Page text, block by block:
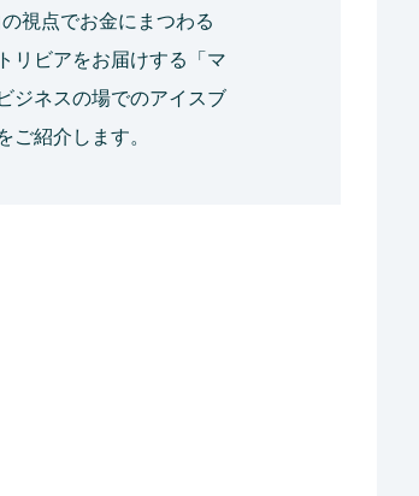
視点でお金にまつわる
リビアをお届けする「マ
ジネスの場でのアイスブ
ご紹介します。